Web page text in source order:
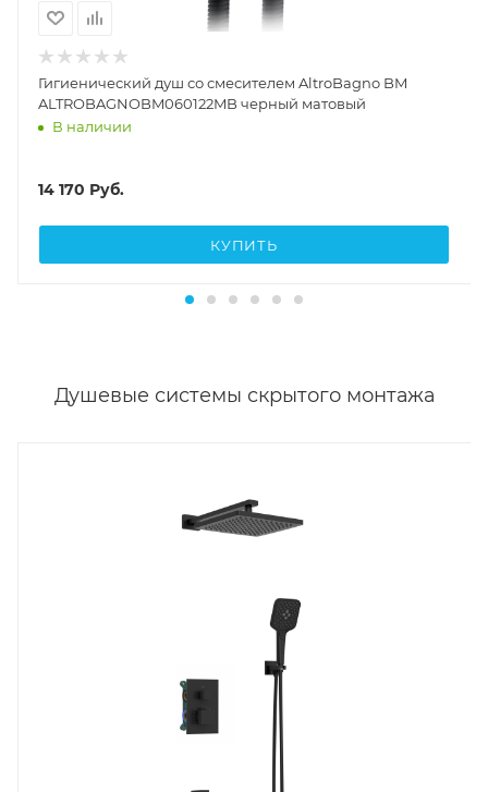
Гигиенический душ со смесителем AltroBagno BM
ALTROBAGNOBM060122MB черный матовый
В наличии
14 170 Руб.
КУПИТЬ
Душевые системы скрытого монтажа